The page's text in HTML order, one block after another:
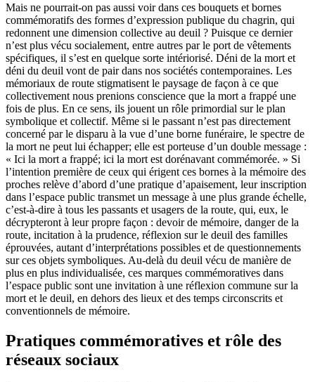
Mais ne pourrait-on pas aussi voir dans ces bouquets et bornes
commémoratifs des formes d’expression publique du chagrin, qui
redonnent une dimension collective au deuil ? Puisque ce dernier
n’est plus vécu socialement, entre autres par le port de vêtements
spécifiques, il s’est en quelque sorte intériorisé. Déni de la mort et
déni du deuil vont de pair dans nos sociétés contemporaines. Les
mémoriaux de route stigmatisent le paysage de façon à ce que
collectivement nous prenions conscience que la mort a frappé une
fois de plus. En ce sens, ils jouent un rôle primordial sur le plan
symbolique et collectif. Même si le passant n’est pas directement
concerné par le disparu à la vue d’une borne funéraire, le spectre de
la mort ne peut lui échapper; elle est porteuse d’un double message :
« Ici la mort a frappé; ici la mort est dorénavant commémorée. » Si
l’intention première de ceux qui érigent ces bornes à la mémoire des
proches relève d’abord d’une pratique d’apaisement, leur inscription
dans l’espace public transmet un message à une plus grande échelle,
c’est-à-dire à tous les passants et usagers de la route, qui, eux, le
décrypteront à leur propre façon : devoir de mémoire, danger de la
route, incitation à la prudence, réflexion sur le deuil des familles
éprouvées, autant d’interprétations possibles et de questionnements
sur ces objets symboliques. Au-delà du deuil vécu de manière de
plus en plus individualisée, ces marques commémoratives dans
l’espace public sont une invitation à une réflexion commune sur la
mort et le deuil, en dehors des lieux et des temps circonscrits et
conventionnels de mémoire.
Pratiques commémoratives et rôle des
réseaux sociaux